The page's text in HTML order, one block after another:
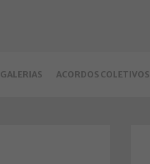
GALERIAS ACORDOS COLETIVOS